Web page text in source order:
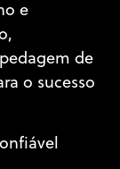
e
de
o sucesso